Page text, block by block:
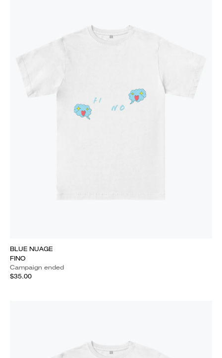
BLUE NUAGE
FINO
Campaign ended
$35.00